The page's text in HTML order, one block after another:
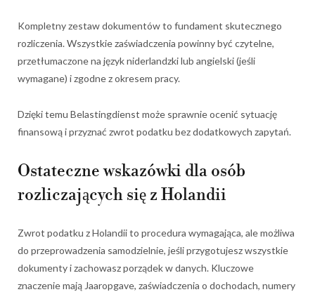
Kompletny zestaw dokumentów to fundament skutecznego
rozliczenia. Wszystkie zaświadczenia powinny być czytelne,
przetłumaczone na język niderlandzki lub angielski (jeśli
wymagane) i zgodne z okresem pracy.
Dzięki temu Belastingdienst może sprawnie ocenić sytuację
finansową i przyznać zwrot podatku bez dodatkowych zapytań.
Ostateczne wskazówki dla osób
rozliczających się z Holandii
Zwrot podatku z Holandii to procedura wymagająca, ale możliwa
do przeprowadzenia samodzielnie, jeśli przygotujesz wszystkie
dokumenty i zachowasz porządek w danych. Kluczowe
znaczenie mają Jaaropgave, zaświadczenia o dochodach, numery